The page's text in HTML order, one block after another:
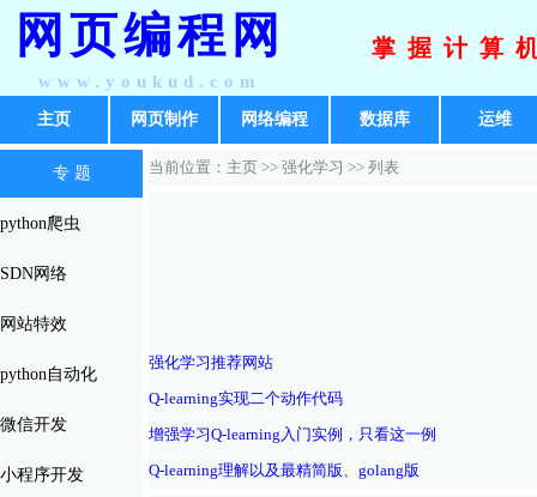
网页编程网
www.youkud.com
掌握计算
主页 网页制作 网络编程 数据库 运维
专 题
python爬虫
SDN网络
网站特效
python自动化
微信开发
小程序开发
当前位置：主页 >> 强化学习 >> 列表
强化学习推荐网站
Q-learning实现二个动作代码
增强学习Q-learning入门实例，只看这一例
Q-learning理解以及最精简版、golang版